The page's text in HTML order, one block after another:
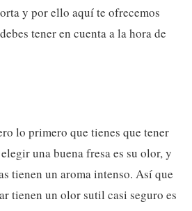
y por ello aquí te ofrecemos
tener en cuenta a la hora de
lo primero que tienes que tener
una buena fresa es su olor, y
tienen un aroma intenso. Así que
tienen un olor sutil casi seguro es